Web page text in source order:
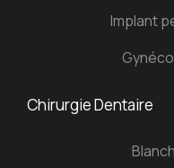
Implant
Chirurgie Dentaire